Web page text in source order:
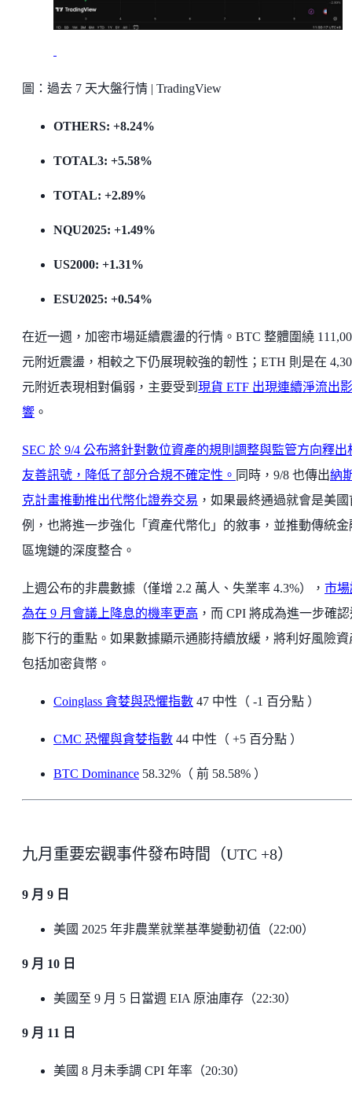
圖：過去 7 天大盤行情 | TradingView
OTHERS: +8.24%
TOTAL3: +5.58%
TOTAL: +2.89%
NQU2025: +1.49%
US2000: +1.31%
ESU2025: +0.54%
在近一週，加密市場延續震盪的行情。BTC 整體圍繞
元附近震盪，相較之下仍展現較強的韌性；ETH 則是在
元附近表現相對偏弱，主要受到 現貨 ETF 出現連續淨流出影
響 。
SEC 於 9/4 公布將針對數位資產的規則調整與監管方向釋出
友善訊號，降低了部分合規不確定性。 同時，9/8 也傳出納
克計畫推動推出代幣化證券交易 ，如果最終通過就會是美國
例，也將進一步強化「資產代幣化」的敘事，並推動傳統金
區塊鏈的深度整合。
上週公布的非農數據（僅增 2.2 萬人、失業率 4.3%）， 市場
為在 9 月會議上降息的機率更高 ，而 CPI 將成為進一步確
膨下行的重點。如果數據顯示通膨持續放緩，將利好風險資
包括加密貨幣。
Coinglass 貪婪與恐懼指數 47 中性（ -1 百分點 ）
CMC 恐懼與貪婪指數 44 中性（ +5 百分點 ）
BTC Dominance 58.32%（ 前 58.58% ）
九月重要宏觀事件發布時間（UTC +8）
9 月 9 日
美國 2025 年非農業就業基準變動初值（22:00）
9 月 10 日
美國至 9 月 5 日當週 EIA 原油庫存（22:30）
9 月 11 日
美國 8 月未季調 CPI 年率（20:30）